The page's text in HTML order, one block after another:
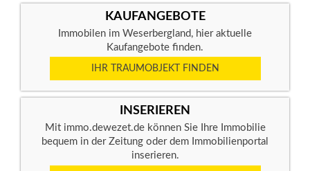
KAUFANGEBOTE
Immobilen im Weserbergland, hier aktuelle
Kaufangebote finden.
IHR TRAUMOBJEKT FINDEN
INSERIEREN
Mit immo.dewezet.de können Sie Ihre Immobilie
bequem in der Zeitung oder dem Immobilienportal
inserieren.